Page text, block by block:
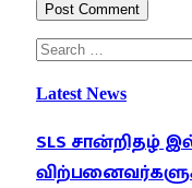
Search
for:
Latest News
SLS